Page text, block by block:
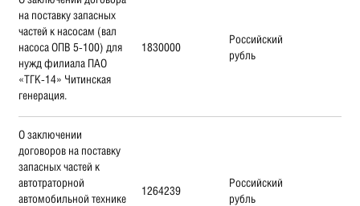
на поставку запасных
частей к насосам (вал
насоса ОПВ 5-100) для
нужд филиала ПАО
«ТГК-14» Читинская
генерация.
1830000
Российский
рубль
О заключении
договоров на поставку
запасных частей к
автотраторной
автомобильной технике
1264239
Российский
рубль